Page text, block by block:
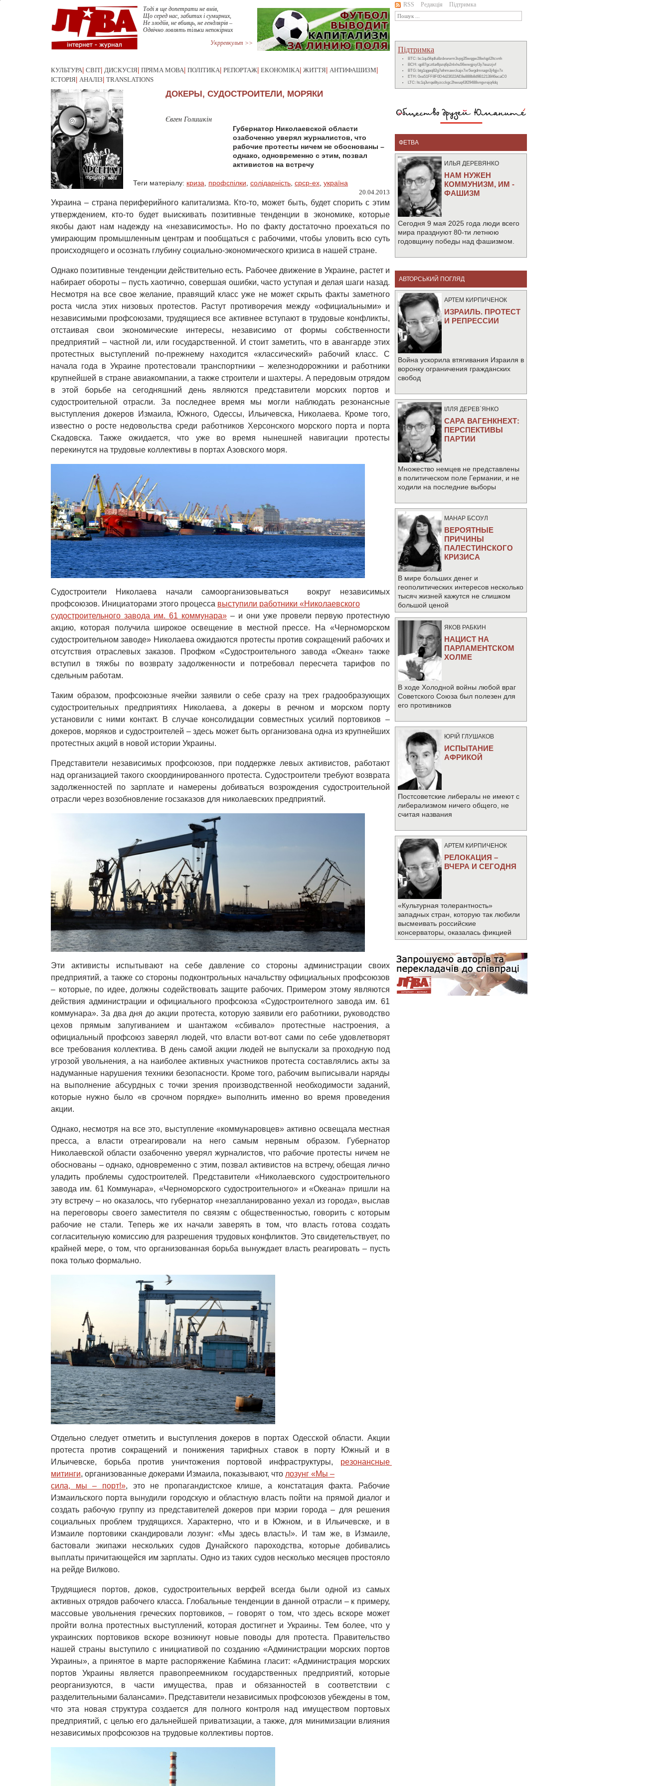
Тоді я ще допетрати не вмів,
Що серед нас, забитих і сумирних,
Не злодіїв, не вбивць, не гендлярів –
Одвічно ловлять тільки непокірних
Укрревкульт >>
КУЛЬТУРА СВІТ ДИСКУСІЯ ПРЯМА МОВА ПОЛІТИКА РЕПОРТАЖ ЕКОНОМІКА ЖИТТЯ АНТИФАШИЗМ
ІСТОРІЯ АНАЛІЗ TRANSLATIONS
ДОКЕРЫ, СУДОСТРОИТЕЛИ, МОРЯКИ
Євген Голишкін
Губернатор Николаевской области
озабоченно уверял журналистов, что
рабочие протесты ничем не обоснованы –
однако, одновременно с этим, позвал
активистов на встречу
Теги матеріалу: криза профспілки солідарність срср-ex україна
20.04.2013
Украина – страна периферийного капитализма. Кто-то, может быть, будет спорить с этим
утверждением, кто-то будет выискивать позитивные тенденции в экономике, которые
якобы дают нам надежду на «независимость». Но по факту достаточно проехаться по
умирающим промышленным центрам и пообщаться с рабочими, чтобы уловить всю суть
происходящего и осознать глубину социально-экономического кризиса в нашей стране.
Однако позитивные тенденции действительно есть. Рабочее движение в Украине, растет и
набирает обороты – пусть хаотично, совершая ошибки, часто уступая и делая шаги назад.
Несмотря на все свое желание, правящий класс уже не может скрыть факты заметного
роста числа этих низовых протестов. Растут противоречия между «официальными» и
независимыми профсоюзами, трудящиеся все активнее вступают в трудовые конфликты,
отстаивая свои экономические интересы, независимо от формы собственности
предприятий – частной ли, или государственной. И стоит заметить, что в авангарде этих
протестных выступлений по-прежнему находится «классический» рабочий класс. С
начала года в Украине протестовали транспортники – железнодорожники и работники
крупнейшей в стране авиакомпании, а также строители и шахтеры. А передовым отрядом
в этой борьбе на сегодняшний день являются представители морских портов и
судостроительной отрасли. За последнее время мы могли наблюдать резонансные
выступления докеров Измаила, Южного, Одессы, Ильичевска, Николаева. Кроме того,
известно о росте недовольства среди работников Херсонского морского порта и порта
Скадовска. Также ожидается, что уже во время нынешней навигации протесты
перекинутся на трудовые коллективы в портах Азовского моря.
Судостроители Николаева начали самоорганизовываться вокруг независимых
профсоюзов. Инициаторами этого процесса выступили работники «Николаевского
судостроительного завода им. 61 коммунара» – и они уже провели первую протестную
акцию, которая получила широкое освещение в местной прессе. На «Черноморском
судостроительном заводе» Николаева ожидаются протесты против сокращений рабочих и
отсутствия отраслевых заказов. Профком «Судостроительного завода «Океан» также
вступил в тяжбы по возврату задолженности и потребовал пересчета тарифов по
сдельным работам.
Таким образом, профсоюзные ячейки заявили о себе сразу на трех градообразующих
судостроительных предприятиях Николаева, а докеры в речном и морском порту
установили с ними контакт. В случае консолидации совместных усилий портовиков –
докеров, моряков и судостроителей – здесь может быть организована одна из крупнейших
протестных акций в новой истории Украины.
Представители независимых профсоюзов, при поддержке левых активистов, работают
над организацией такого скоординированного протеста. Судостроители требуют возврата
задолженностей по зарплате и намерены добиваться возрождения судостроительной
отрасли через возобновление госзаказов для николаевских предприятий.
Эти активисты испытывают на себе давление со стороны администрации своих
предприятий, а также со стороны подконтрольных начальству официальных профсоюзов
– которые, по идее, должны содействовать защите рабочих. Примером этому являются
действия администрации и официального профсоюза «Судостроителного завода им. 61
коммунара». За два дня до акции протеста, которую заявили его работники, руководство
цехов прямым запугиванием и шантажом «сбивало» протестные настроения, а
официальный профсоюз заверял людей, что власти вот-вот сами по себе удовлетворят
все требования коллектива. В день самой акции людей не выпускали за проходную под
угрозой увольнения, а на наиболее активных участников протеста составлялись акты за
надуманные нарушения техники безопасности. Кроме того, рабочим выписывали наряды
на выполнение абсурдных с точки зрения производственной необходимости заданий,
которые нужно было «в срочном порядке» выполнить именно во время проведения
акции.
Однако, несмотря на все это, выступление «коммунаровцев» активно освещала местная
пресса, а власти отреагировали на него самым нервным образом. Губернатор
Николаевской области озабоченно уверял журналистов, что рабочие протесты ничем не
обоснованы – однако, одновременно с этим, позвал активистов на встречу, обещая лично
уладить проблемы судостроителей. Представители «Николаевского судостроительного
завода им. 61 Коммунара», «Черноморского судостроительного» и «Океана» пришли на
эту встречу – но оказалось, что губернатор «незапланированно уехал из города», выслав
на переговоры своего заместителя по связям с общественностью, говорить с которым
рабочие не стали. Теперь же их начали заверять в том, что власть готова создать
согласительную комиссию для разрешения трудовых конфликтов. Это свидетельствует, по
крайней мере, о том, что организованная борьба вынуждает власть реагировать – пусть
пока только формально.
Отдельно следует отметить и выступления докеров в портах Одесской области. Акции
протеста против сокращений и понижения тарифных ставок в порту Южный и в
Ильичевске, борьба против уничтожения портовой инфраструктуры, резонансные
митинги, организованные докерами Измаила, показывают, что лозунг «Мы –
сила, мы – порт!», это не пропагандистское клише, а констатация факта. Рабочие
Измаильского порта вынудили городскую и областную власть пойти на прямой диалог и
создать рабочую группу из представителей докеров при мэрии города – для решения
социальных проблем трудящихся. Характерно, что и в Южном, и в Ильичевске, и в
Измаиле портовики скандировали лозунг: «Мы здесь власть!». И там же, в Измаиле,
бастовали экипажи нескольких судов Дунайского пароходства, которые добивались
выплаты причитающейся им зарплаты. Одно из таких судов несколько месяцев простояло
на рейде Вилково.
Трудящиеся портов, доков, судостроительных верфей всегда были одной из самых
активных отрядов рабочего класса. Глобальные тенденции в данной отрасли – к примеру,
массовые увольнения греческих портовиков, – говорят о том, что здесь вскоре может
пройти волна протестных выступлений, которая достигнет и Украины. Тем более, что у
украинских портовиков вскоре возникнут новые поводы для протеста. Правительство
нашей страны выступило с инициативой по созданию «Администрации морских портов
Украины», а принятое в марте распоряжение Кабмина гласит: «Администрация морских
портов Украины является правопреемником государственных предприятий, которые
реорганизуются, в части имущества, прав и обязанностей в соответствии с
разделительными балансами». Представители независимых профсоюзов убеждены в том,
что эта новая структура создается для полного контроля над имуществом портовых
предприятий, с целью его дальнейшей приватизации, а также, для минимизации влияния
независимых профсоюзов на трудовые коллективы портов.
RSS Редакція Підтримка
Підтримка
BTC: bc1qu5fqdlu8zdxwwm3vpg35wqgw28wlqpl2ltcvnh
BCH: qp87gcztla4lpzq6p2nlxhu56wwgjsyl3y7euzzjvf
BTG: btg1qgeq82g7efnmawckajx7xr5wgdmnagn3j4gjv7x
ETH: 0xe51FF8F0D4d23022AE8e888b8d9B1213846ecaC0
LTC: ltc1q3vrqe8tyzcckgc2hwuq43f29488vngvrejq4dq
ФЕТВА
ИЛЬЯ ДЕРЕВЯНКО
НАМ НУЖЕН
КОММУНИЗМ, ИМ -
ФАШИЗМ
Сегодня 9 мая 2025 года люди всего
мира празднуют 80-ти летнюю
годовщину победы над фашизмом.
АВТОРСЬКИЙ ПОГЛЯД
АРТЕМ КИРПИЧЕНОК
ИЗРАИЛЬ. ПРОТЕСТ
И РЕПРЕССИИ
Война ускорила втягивания Израиля в
воронку ограничения гражданских
свобод
IЛЛЯ ДЕРЕВ`ЯНКО
САРА ВАГЕНКНЕХТ:
ПЕРСПЕКТИВЫ
ПАРТИИ
Множество немцев не представлены
в политическом поле Германии, и не
ходили на последние выборы
МАНАР БСОУЛ
ВЕРОЯТНЫЕ
ПРИЧИНЫ
ПАЛЕСТИНСКОГО
КРИЗИСА
В мире больших денег и
геополитических интересов несколько
тысяч жизней кажутся не слишком
большой ценой
ЯКОВ РАБКИН
НАЦИСТ НА
ПАРЛАМЕНТСКОМ
ХОЛМЕ
В ходе Холодной войны любой враг
Советского Союза был полезен для
его противников
ЮРIЙ ГЛУШАКОВ
ИСПЫТАНИЕ
АФРИКОЙ
Постсоветские либералы не имеют с
либерализмом ничего общего, не
считая названия
АРТЕМ КИРПИЧЕНОК
РЕЛОКАЦИЯ –
ВЧЕРА И СЕГОДНЯ
«Культурная толерантность»
западных стран, которую так любили
высмеивать российские
консерваторы, оказалась фикцией